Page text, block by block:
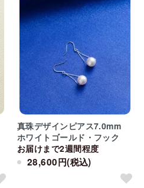
真珠デザインピアス7.0mm
ホワイトゴールド・フック
お届けまで2週間程度
28,600円(税込)